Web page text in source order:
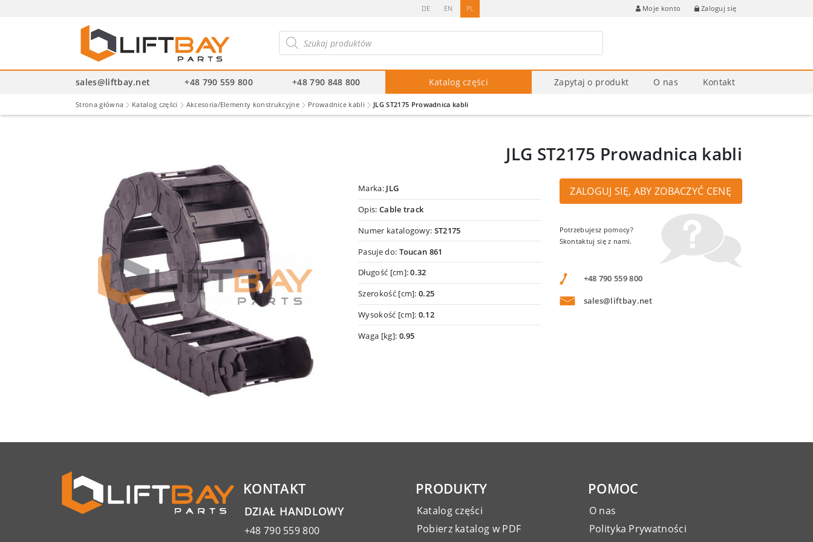
DE EN PL Moje konto Zaloguj się
produktów
sales@liftbay.net +48 790 559 800 +48 790 848 800 Katalog części Zapytaj o produkt O nas Kontakt
Strona główna Katalog części Akcesoria/Elementy konstrukcyjne Prowadnice kabli JLG ST2175 Prowadnica kabli
JLG ST2175 Prowadnica kabli
Marka: JLG
Opis: Cable track
Numer katalogowy: ST2175
Pasuje do: Toucan 861
Długość [cm]:0.32
Szerokość [cm]:0.25
Wysokość [cm]: 0.12
Waga [kg]: 0.95
ZALOGUJ SIĘ, ABY ZOBACZYĆ CENĘ
Potrzebujesz pomocy?
Skontaktuj się z nami.
+48 790 559 800
sales@liftbay.net
KONTAKT
DZIAŁ HANDLOWY
+48 790 559 800
PRODUKTY
Katalog części
Pobierz katalog w PDF
POMOC
O nas
Polityka Prywatności